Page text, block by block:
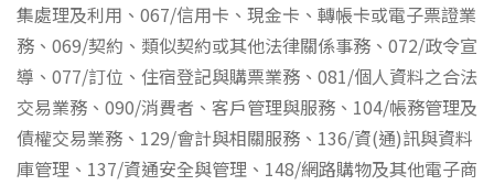
集處理及利用、067/信用卡、現金卡、轉帳卡或電子票證業
務、069/契約、類似契約或其他法律關係事務、072/政令宣
導、077/訂位、住宿登記與購票業務、081/個人資料之合法
交易業務、090/消費者、客戶管理與服務、104/帳務管理及
債權交易業務、129/會計與相關服務、136/資(通)訊與資料
庫管理、137/資通安全與管理、148/網路購物及其他電子商